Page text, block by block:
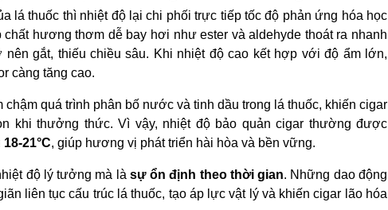
lá thuốc thì nhiệt độ lại chi phối trực tiếp tốc độ phản ứng hóa học
hương thơm dễ bay hơi như ester và aldehyde thoát ra nhanh
gắt, thiếu chiều sâu. Khi nhiệt độ cao kết hợp với độ ẩm lớn,
càng tăng cao.
quá trình phân bố nước và tinh dầu trong lá thuốc, khiến cigar
khi thưởng thức. Vì vậy, nhiệt độ bảo quản cigar thường được
18-21°C, giúp hương vị phát triển hài hòa và bền vững.
độ lý tưởng mà là sự ổn định theo thời gian. Những dao động
liên tục cấu trúc lá thuốc, tạo áp lực vật lý và khiến cigar lão hóa